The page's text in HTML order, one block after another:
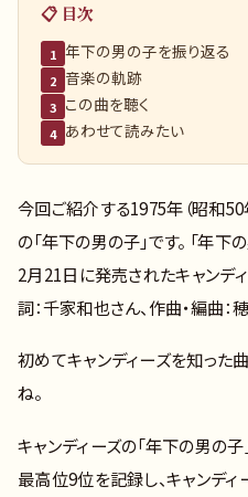
📋 目次
1 年下の男の子を振り返る
2 音楽の軌跡
3 この曲を聴く
4 あわせて読みたい
今回ご紹介する1975年（昭和50
の「年下の男の子」です。 「年下
2月21日に発売されたキャンデ
詞：千家和也さん、作曲・編曲：
初めてキャンディーズを知った
ね。
キャンディーズの「年下の男の子
最高位9位を記録し、キャンデ